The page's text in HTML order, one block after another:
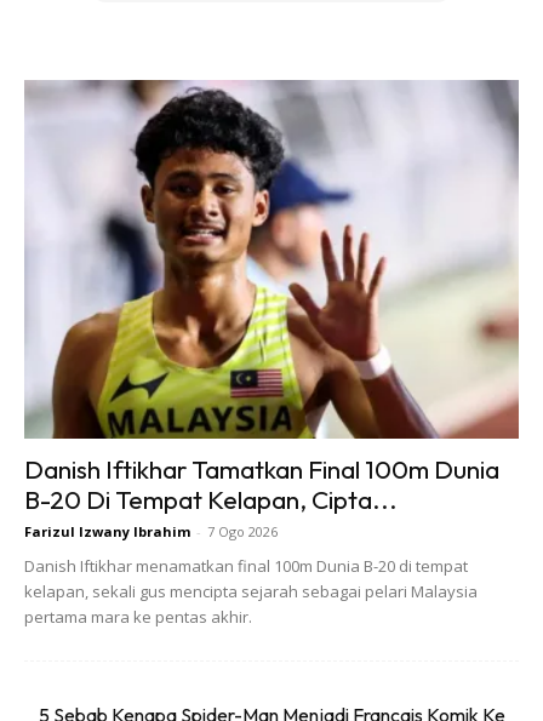
Ads
Pilihan simbolik ini bukan sekadar untuk kelainan, tetapi
membawa mesej mendalam iaitu STOP BULLYING, START
RUNNING.
Beliau mahu masyarakat sedar bahawa isu buli di sekolah
kini semakin serius, memberi kesan buruk terhadap
keyakinan diri, kesihatan mental, serta masa depan pelajar.
“Bullying Tinggalkan Luka, Larian
Danish Iftikhar Tamatkan Final 100m Dunia
B-20 Di Tempat Kelapan, Cipta...
Farizul Izwany Ibrahim - 7 Ogo 2026
Danish Iftikhar menamatkan final 100m Dunia B-20 di tempat
kelapan, sekali gus mencipta sejarah sebagai pelari Malaysia
pertama mara ke pentas akhir.
5 Sebab Kenapa Spider-Man Menjadi Francais Komik Ke